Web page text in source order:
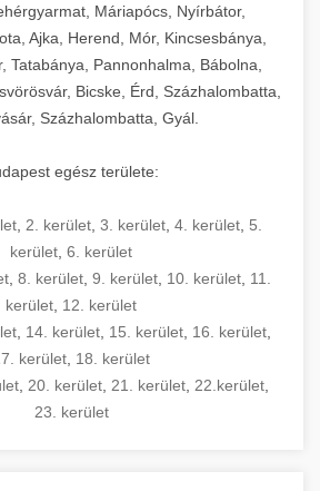
Máriapócs, Nyírbátor,
Ajka, Herend, Mór, Kincsesbánya,
Tatabánya, Pannonhalma, Bábolna,
Bicske, Érd, Százhalombatta,
Százhalombatta, Gyál.
egész területe:
2. kerület 3. kerület 4. kerület 5.
kerület 6. kerület
, 8. kerület, 9. kerület, 10. kerület, 11.
kerület 12. kerület
14. kerület 15. kerület 16. kerület
kerület 18. kerület
20. kerület 21. kerület 22.kerület
23. kerület